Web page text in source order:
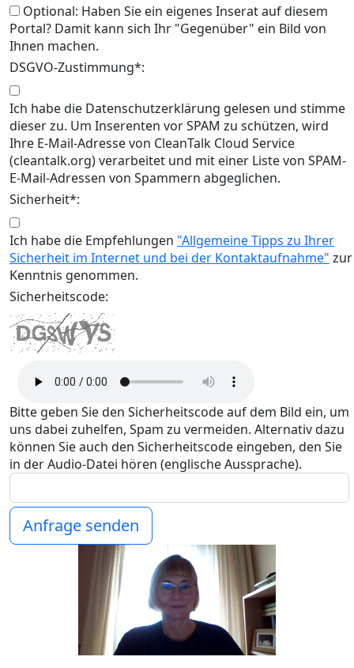
Optional: Haben Sie ein eigenes Inserat auf diesem
Portal? Damit kann sich Ihr "Gegenüber" ein Bild von
Ihnen machen.
DSGVO-Zustimmung*:
Ich habe die Datenschutzerklärung gelesen und stimme
dieser zu. Um Inserenten vor SPAM zu schützen, wird
Ihre E-Mail-Adresse von CleanTalk Cloud Service
(cleantalk.org) verarbeitet und mit einer Liste von SPAM-
E-Mail-Adressen von Spammern abgeglichen.
Sicherheit*:
Ich habe die Empfehlungen "Allgemeine Tipps zu Ihrer
Sicherheit im Internet und bei der Kontaktaufnahme" zur
Kenntnis genommen.
Sicherheitscode:
Bitte geben Sie den Sicherheitscode auf dem Bild ein, um
uns dabei zuhelfen, Spam zu vermeiden. Alternativ dazu
können Sie auch den Sicherheitscode eingeben, den Sie
in der Audio-Datei hören (englische Aussprache).
Anfrage senden